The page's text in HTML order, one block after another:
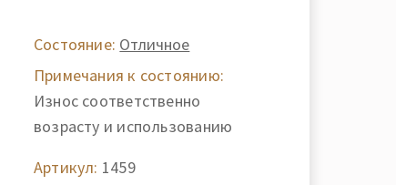
Состояние: Отличное
Примечания к состоянию:
Износ соответственно
возрасту и использованию
Артикул: 1459